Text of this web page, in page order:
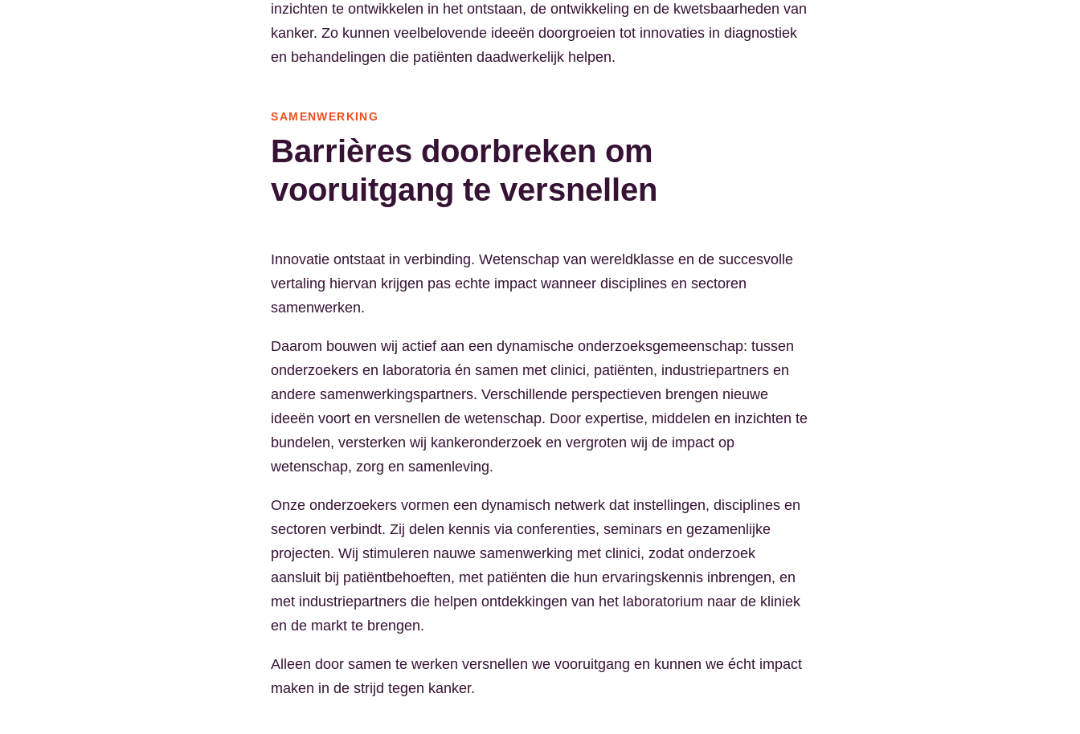
inzichten te ontwikkelen in het ontstaan, de ontwikkeling en de kwetsbaarheden van
kanker. Zo kunnen veelbelovende ideeën doorgroeien tot innovaties in diagnostiek
en behandelingen die patiënten daadwerkelijk helpen.
SAMENWERKING
Barrières doorbreken om
vooruitgang te versnellen
Innovatie ontstaat in verbinding. Wetenschap van wereldklasse en de succesvolle
vertaling hiervan krijgen pas echte impact wanneer disciplines en sectoren
samenwerken.
Daarom bouwen wij actief aan een dynamische onderzoeksgemeenschap: tussen
onderzoekers en laboratoria én samen met clinici, patiënten, industriepartners en
andere samenwerkingspartners. Verschillende perspectieven brengen nieuwe
ideeën voort en versnellen de wetenschap. Door expertise, middelen en inzichten te
bundelen, versterken wij kankeronderzoek en vergroten wij de impact op
wetenschap, zorg en samenleving.
Onze onderzoekers vormen een dynamisch netwerk dat instellingen, disciplines en
sectoren verbindt. Zij delen kennis via conferenties, seminars en gezamenlijke
projecten. Wij stimuleren nauwe samenwerking met clinici, zodat onderzoek
aansluit bij patiëntbehoeften, met patiënten die hun ervaringskennis inbrengen, en
met industriepartners die helpen ontdekkingen van het laboratorium naar de kliniek
en de markt te brengen.
Alleen door samen te werken versnellen we vooruitgang en kunnen we écht impact
maken in de strijd tegen kanker.